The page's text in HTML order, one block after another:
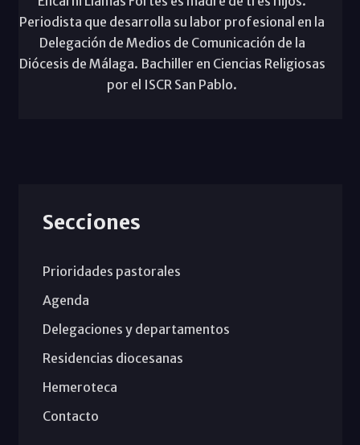
Periodista que desarrolla su labor profesional en la
Delegación de Medios de Comunicación de la
Diócesis de Málaga. Bachiller en Ciencias Religiosas
por el ISCR San Pablo.
Secciones
Prioridades pastorales
Agenda
Delegaciones y departamentos
Residencias diocesanas
Hemeroteca
Contacto